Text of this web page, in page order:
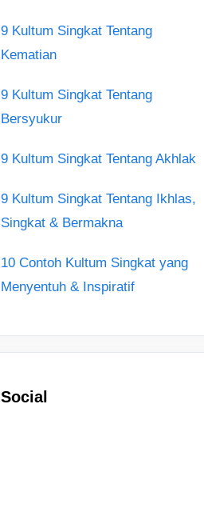
9 Kultum Singkat Tentang
Kematian
9 Kultum Singkat Tentang
Bersyukur
9 Kultum Singkat Tentang Akhlak
9 Kultum Singkat Tentang Ikhlas,
Singkat & Bermakna
10 Contoh Kultum Singkat yang
Menyentuh & Inspiratif
Social